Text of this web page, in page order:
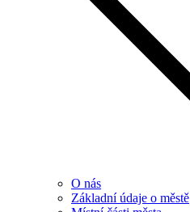
O nás
Základní údaje o městě